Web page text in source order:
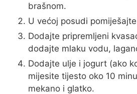
brašnom.
U većoj posudi
Dodajte pripremljeni
dodajte mlaku vodu,
Dodajte ulje i jogurt (ako
mijesite tijesto oko 10
mekano i glatko.